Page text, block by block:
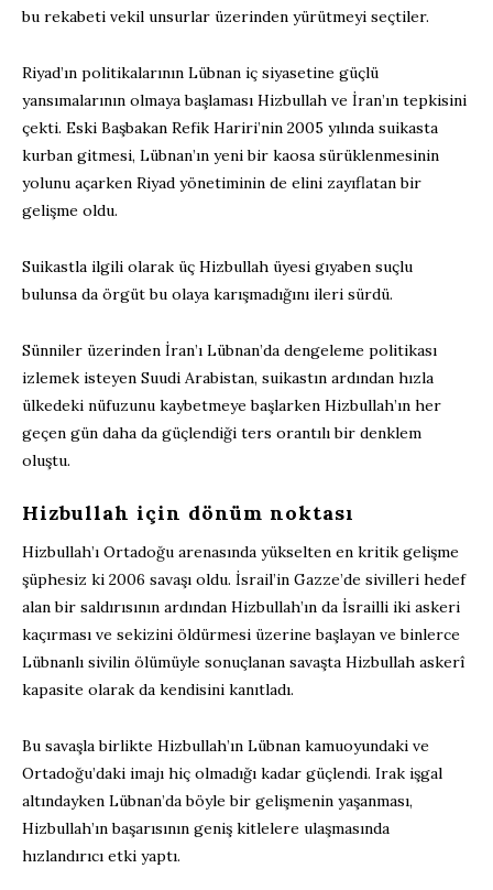
bu rekabeti vekil unsurlar üzerinden yürütmeyi seçtiler.
Riyad’ın politikalarının Lübnan iç siyasetine güçlü
yansımalarının olmaya başlaması Hizbullah ve İran’ın tepkisini
çekti. Eski Başbakan Refik Hariri’nin 2005 yılında suikasta
kurban gitmesi, Lübnan’ın yeni bir kaosa sürüklenmesinin
yolunu açarken Riyad yönetiminin de elini zayıflatan bir
gelişme oldu.
Suikastla ilgili olarak üç Hizbullah üyesi gıyaben suçlu
bulunsa da örgüt bu olaya karışmadığını ileri sürdü.
Sünniler üzerinden İran’ı Lübnan’da dengeleme politikası
izlemek isteyen Suudi Arabistan, suikastın ardından hızla
ülkedeki nüfuzunu kaybetmeye başlarken Hizbullah’ın her
geçen gün daha da güçlendiği ters orantılı bir denklem
oluştu.
Hizbullah için dönüm noktası
Hizbullah’ı Ortadoğu arenasında yükselten en kritik gelişme
şüphesiz ki 2006 savaşı oldu. İsrail’in Gazze’de sivilleri hedef
alan bir saldırısının ardından Hizbullah’ın da İsrailli iki askeri
kaçırması ve sekizini öldürmesi üzerine başlayan ve binlerce
Lübnanlı sivilin ölümüyle sonuçlanan savaşta Hizbullah askerî
kapasite olarak da kendisini kanıtladı.
Bu savaşla birlikte Hizbullah’ın Lübnan kamuoyundaki ve
Ortadoğu’daki imajı hiç olmadığı kadar güçlendi. Irak işgal
altındayken Lübnan’da böyle bir gelişmenin yaşanması,
Hizbullah’ın başarısının geniş kitlelere ulaşmasında
hızlandırıcı etki yaptı.